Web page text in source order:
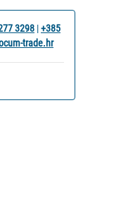
3298 |+385
trade.hr